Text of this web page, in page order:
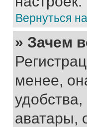
Вернуться
» Зачем
менее,
аватары,